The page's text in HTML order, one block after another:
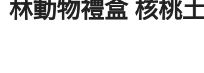
林動物禮盒 核桃